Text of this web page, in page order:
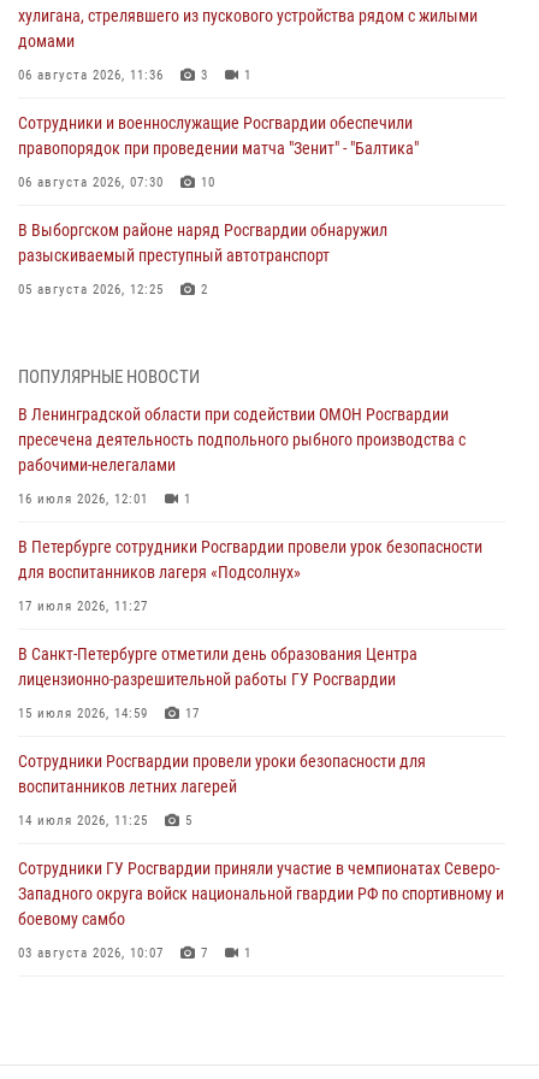
хулигана, стрелявшего из пускового устройства рядом с жилыми
домами
06 августа 2026, 11:36 3 1
Сотрудники и военнослужащие Росгвардии обеспечили
правопорядок при проведении матча "Зенит" - "Балтика"
06 августа 2026, 07:30 10
В Выборгском районе наряд Росгвардии обнаружил
разыскиваемый преступный автотранспорт
05 августа 2026, 12:25 2
Ленобласти
04 августа 2026, 14:05
В Зеленогорске сотрудники Росгвардии, став очевидцами
серьезного ДТП, вызвали на место происшествия спасателей, а
03 августа 2026, 14:15 3 1
Росгвардейцы приняли участие в Большом семейном фестивале
В Ленинградской области сотрудники Росгвардии обнаружили
пропавшего мальчика с нарушением слуха и помогли ему вернуться
03 августа 2026, 11:51
В Санкт-Петербурге при содействии СОБР Росгвардии задержаны
03 августа 2026, 10:15 1
ПОПУЛЯРНЫЕ НОВОСТИ
В Ленинградской области при содействии ОМОН Росгвардии
пресечена деятельность подпольного рыбного производства с
рабочими-нелегалами
16 июля 2026, 12:01 1
В Петербурге сотрудники Росгвардии провели урок безопасности
для воспитанников лагеря «Подсолнух»
17 июля 2026, 11:27
В Санкт-Петербурге отметили день образования Центра
лицензионно-разрешительной работы ГУ Росгвардии
15 июля 2026, 14:59 17
Сотрудники Росгвардии провели уроки безопасности для
воспитанников летних лагерей
14 июля 2026, 11:25 5
Сотрудники ГУ Росгвардии приняли участие в чемпионатах Северо-
Западного округа войск национальной гвардии РФ по спортивному и
боевому самбо
03 августа 2026, 10:07 7 1